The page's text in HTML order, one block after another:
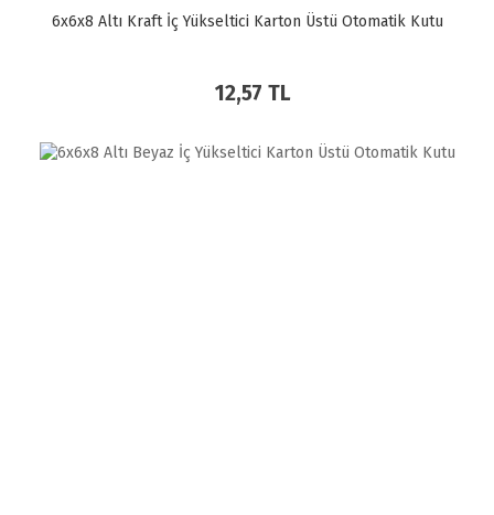
6x6x8 Altı Kraft İç Yükseltici Karton Üstü Otomatik Kutu
12,57 TL